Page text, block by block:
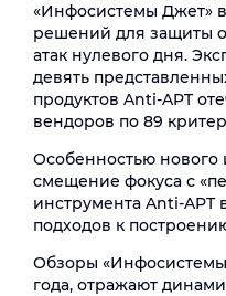
«Инфосистемы Джет»
решений для защиты
атак нулевого дня.
девять
продуктов Anti-APT
вендоров по 89
Особенностью нового
смещение фокуса с
инструмента Anti-APT
подходов к
Обзоры «Инфосистемы
года, отражают